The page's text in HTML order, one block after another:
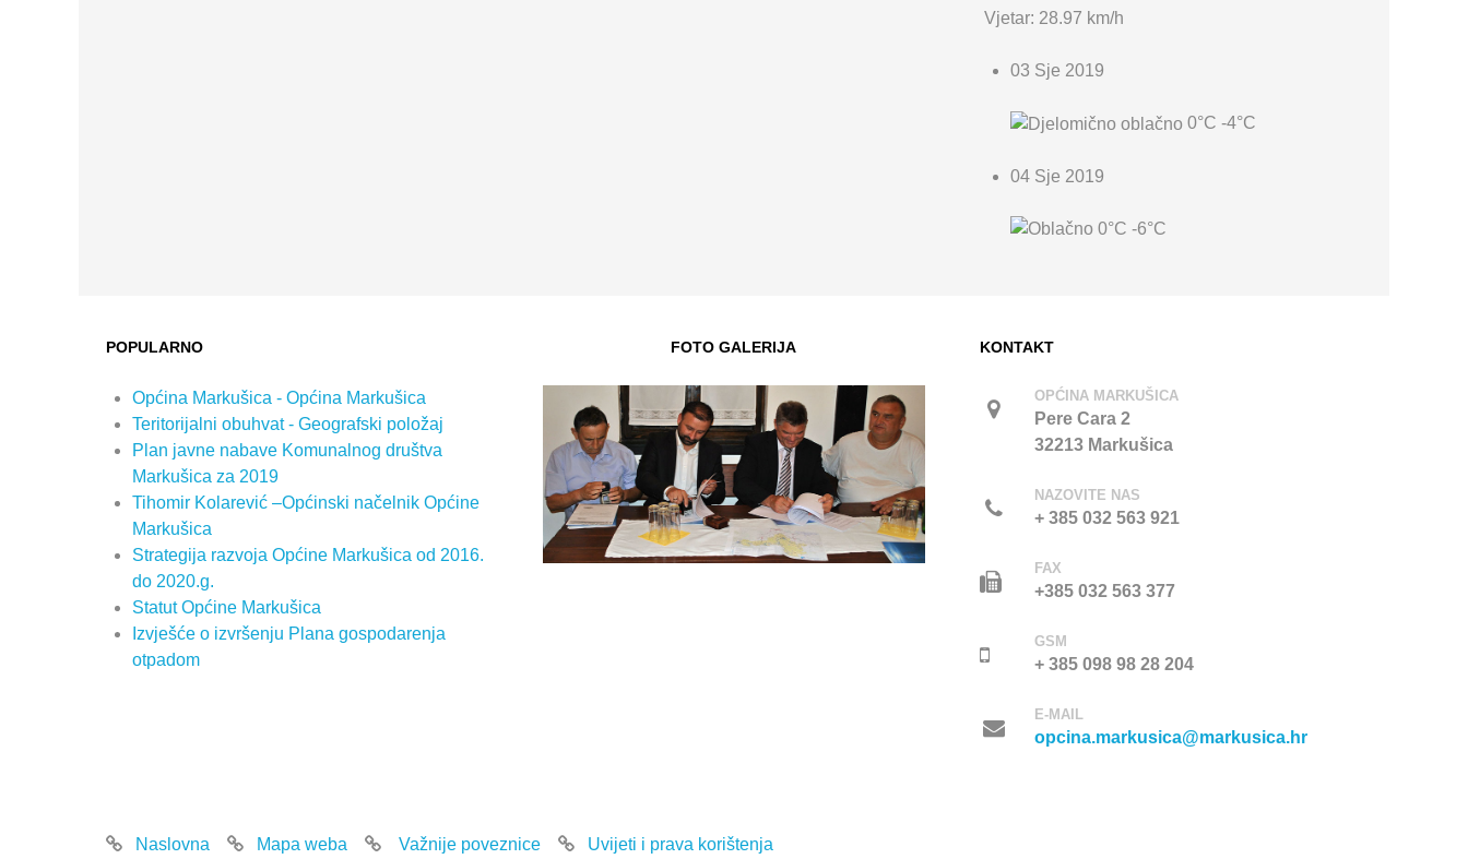
Vjetar: 28.97 km/h
03 Sje 2019
0°C -4°C
04 Sje 2019
0°C -6°C
POPULARNO
Općina Markušica - Općina Markušica
Teritorijalni obuhvat - Geografski položaj
Plan javne nabave Komunalnog društva
Markušica za 2019
Tihomir Kolarević –Općinski načelnik Općine
Markušica
Strategija razvoja Općine Markušica od 2016.
do 2020.g.
Statut Općine Markušica
Izvješće o izvršenju Plana gospodarenja
otpadom
FOTO GALERIJA KONTAKT
OPĆINA MARKUŠICA
Pere Cara 2
32213 Markušica
NAZOVITE NAS
+ 385 032 563 921
FAX
+385 032 563 377
GSM
+ 385 098 98 28 204
E-MAIL
opcina.markusica@markusica.hr
Naslovna Mapa weba Važnije poveznice Uvijeti i prava korištenja